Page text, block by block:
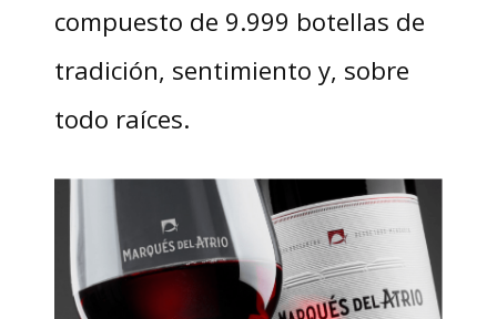
compuesto de 9.999 botellas de
tradición, sentimiento y, sobre
todo raíces.